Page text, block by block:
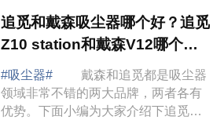
追觅和戴森吸尘器哪个好？追觅
Z10 station和戴森V12哪个更
值得购买
#吸尘器#
戴森和追觅都是吸尘器
领域非常不错的两大品牌，两者各有
优势。下面小编为大家介绍下追觅和